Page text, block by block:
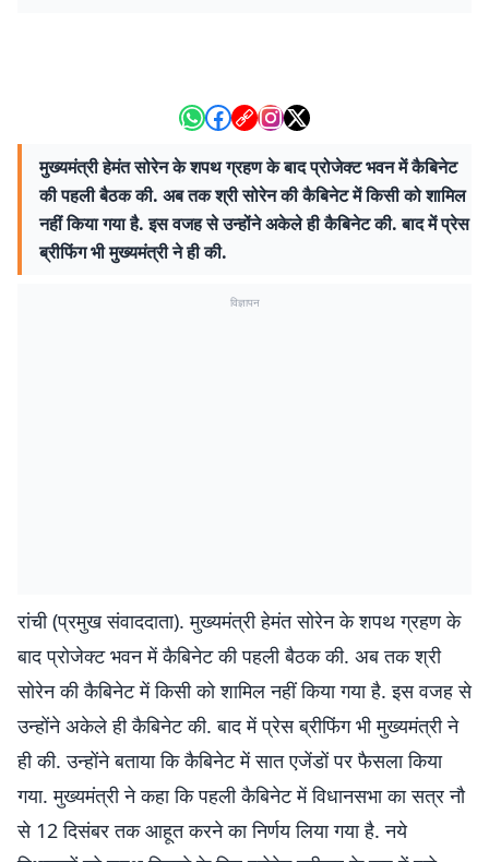
मुख्यमंत्री हेमंत सोरेन के शपथ ग्रहण के बाद प्रोजेक्ट भवन में कैबिनेट
की पहली बैठक की. अब तक श्री सोरेन की कैबिनेट में किसी को शामिल
नहीं किया गया है. इस वजह से उन्होंने अकेले ही कैबिनेट की. बाद में प्रेस
ब्रीफिंग भी मुख्यमंत्री ने ही की.
विज्ञापन
रांची (प्रमुख संवाददाता). मुख्यमंत्री हेमंत सोरेन के शपथ ग्रहण के
बाद प्रोजेक्ट भवन में कैबिनेट की पहली बैठक की. अब तक श्री
सोरेन की कैबिनेट में किसी को शामिल नहीं किया गया है. इस वजह से
उन्होंने अकेले ही कैबिनेट की. बाद में प्रेस ब्रीफिंग भी मुख्यमंत्री ने
ही की. उन्होंने बताया कि कैबिनेट में सात एजेंडों पर फैसला किया
गया. मुख्यमंत्री ने कहा कि पहली कैबिनेट में विधानसभा का सत्र नौ
से 12 दिसंबर तक आहूत करने का निर्णय लिया गया है. नये